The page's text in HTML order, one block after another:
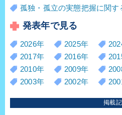
孤独・孤立の実態把握に関す
発表年で見る
2026年 2025年
2017年
2016年
2010年
2009年
2003年
2002年
掲載